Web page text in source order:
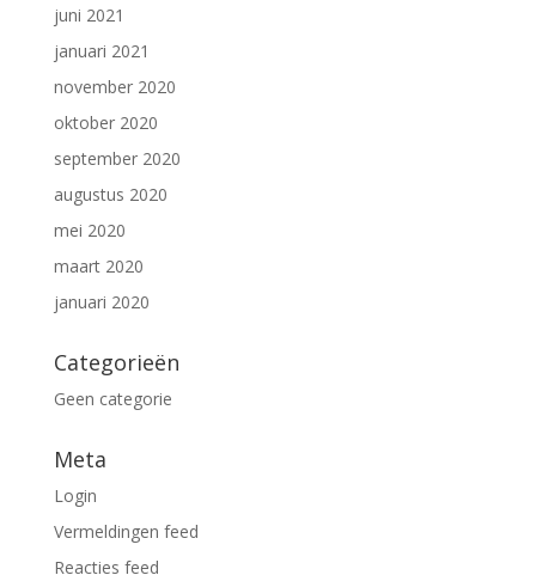
juni 2021
januari 2021
november 2020
oktober 2020
september 2020
augustus 2020
mei 2020
maart 2020
januari 2020
Categorieën
Geen categorie
Meta
Login
Vermeldingen feed
Reacties feed